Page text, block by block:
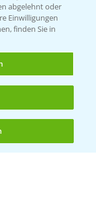
abgelehnt oder
Einwilligungen
finden Sie in